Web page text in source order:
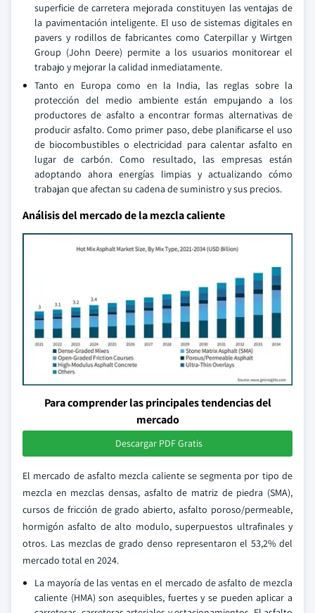
superficie de carretera mejorada constituyen las ventajas de
la pavimentación inteligente. El uso de sistemas digitales en
pavers y rodillos de fabricantes como Caterpillar y Wirtgen
Group (John Deere) permite a los usuarios monitorear el
trabajo y mejorar la calidad inmediatamente.
Tanto en Europa como en la India, las reglas sobre la
protección del medio ambiente están empujando a los
productores de asfalto a encontrar formas alternativas de
producir asfalto. Como primer paso, debe planificarse el uso
de biocombustibles o electricidad para calentar asfalto en
lugar de carbón. Como resultado, las empresas están
adoptando ahora energías limpias y actualizando cómo
trabajan que afectan su cadena de suministro y sus precios.
Análisis del mercado de la mezcla caliente
Para comprender las principales tendencias del
mercado
Descargar PDF Gratis
El mercado de asfalto mezcla caliente se segmenta por tipo de
mezcla en mezclas densas, asfalto de matriz de piedra (SMA),
cursos de fricción de grado abierto, asfalto poroso/permeable,
hormigón asfalto de alto modulo, superpuestos ultrafinales y
otros. Las mezclas de grado denso representaron el 53,2% del
mercado total en 2024.
La mayoría de las ventas en el mercado de asfalto de mezcla
caliente (HMA) son asequibles, fuertes y se pueden aplicar a